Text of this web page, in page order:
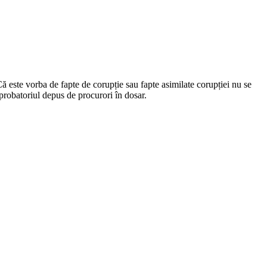
vorba de fapte de corupție sau fapte asimilate corupției nu se
depus de procurori în dosar.